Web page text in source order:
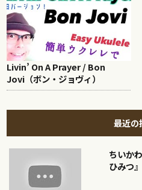
Livin’ On A Prayer / Bon
Jovi（ボン・ジョヴィ）
最近の
ちいか
ひみつ